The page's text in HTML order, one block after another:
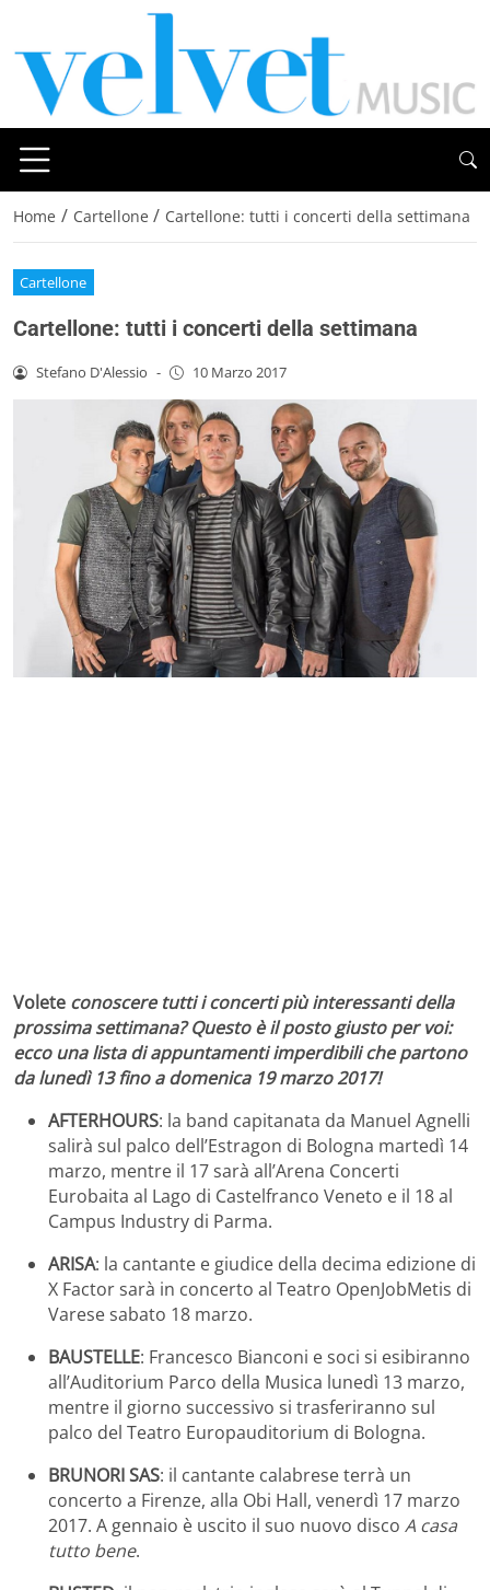
Home / Cartellone / Cartellone: tutti i concerti della settimana
Cartellone
Cartellone: tutti i concerti della settimana
Stefano D'Alessio - 10 Marzo 2017
Volete conoscere tutti i concerti più interessanti della
prossima settimana? Questo è il posto giusto per voi:
ecco una lista di appuntamenti imperdibili che partono
da lunedì 13 fino a domenica 19 marzo 2017!
AFTERHOURS: la band capitanata da Manuel Agnelli
salirà sul palco dell’Estragon di Bologna martedì 14
marzo, mentre il 17 sarà all’Arena Concerti
Eurobaita al Lago di Castelfranco Veneto e il 18 al
Campus Industry di Parma.
ARISA: la cantante e giudice della decima edizione di
X Factor sarà in concerto al Teatro OpenJobMetis di
Varese sabato 18 marzo.
BAUSTELLE: Francesco Bianconi e soci si esibiranno
all’Auditorium Parco della Musica lunedì 13 marzo,
mentre il giorno successivo si trasferiranno sul
palco del Teatro Europauditorium di Bologna.
BRUNORI SAS: il cantante calabrese terrà un
concerto a Firenze, alla Obi Hall, venerdì 17 marzo
2017. A gennaio è uscito il suo nuovo disco A casa
tutto bene.